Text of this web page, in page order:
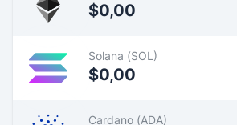
$0,00
Solana (SOL)
$0,00
Cardano (ADA)